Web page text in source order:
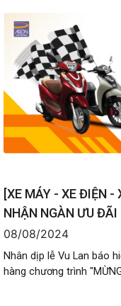
[XE MÁY - XE ĐIỆN
NHẬN NGÀN ƯU ĐÃI
08/08/2024
Nhân dịp lễ Vu Lan báo
hàng chương trình